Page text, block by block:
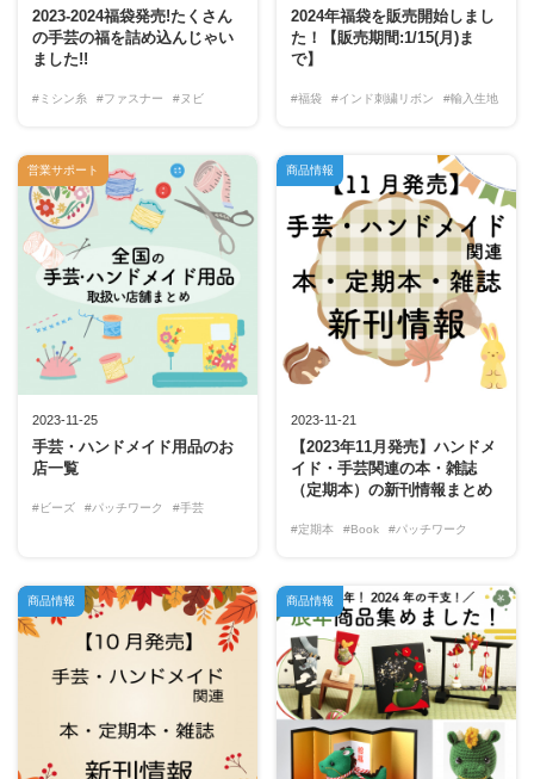
2023-2024福袋発売!たくさん
の手芸の福を詰め込んじゃい
ました!!
#ミシン糸 #ファスナー #ヌビ
2024年福袋を販売開始しまし
た！【販売期間:1/15(月)ま
で】
#福袋 #インド刺繍リボン #輸入生地
2023-11-25
手芸・ハンドメイド用品のお
店一覧
#ビーズ #パッチワーク #手芸
営業サポート
2023-11-21
【2023年11月発売】ハンドメ
イド・手芸関連の本・雑誌
（定期本）の新刊情報まとめ
#定期本 #Book #パッチワーク
商品情報
商品情報 商品情報